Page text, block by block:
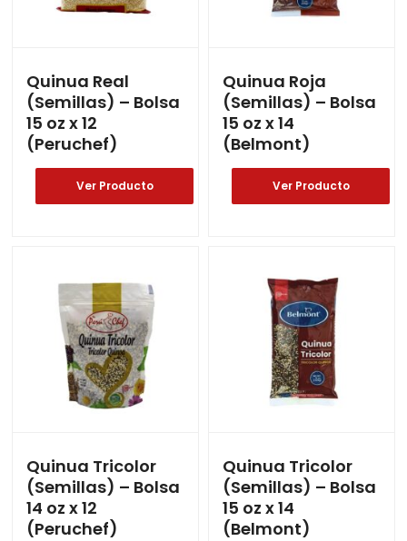
Quinua Real
(Semillas) – Bolsa
15 oz x 12
(Peruchef)
Ver Producto
Quinua Roja
(Semillas) – Bolsa
15 oz x 14
(Belmont)
Ver Producto
Quinua Tricolor
(Semillas) – Bolsa
14 oz x 12
(Peruchef)
Quinua Tricolor
(Semillas) – Bolsa
15 oz x 14
(Belmont)